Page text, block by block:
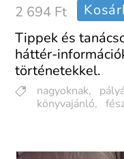
2 694 Ft
Tippek és
háttér-
történetekkel.
nagyoknak,
könyvajánló,